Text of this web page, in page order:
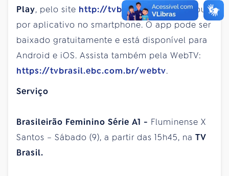
Play, pelo site http://tvbrasilplay.com.br ou
por aplicativo no smartphone. O app pode ser
baixado gratuitamente e está disponível para
Android e iOS. Assista também pela WebTV:
https://tvbrasil.ebc.com.br/webtv.
Serviço
Brasileirão Feminino Série A1 - Fluminense X
Santos – Sábado (9), a partir das 15h45, na TV
Brasil.